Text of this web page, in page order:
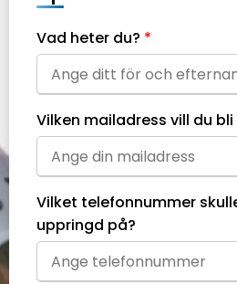
Vad heter du?
Vilken mailadress vill du
Vilket telefonnummer
uppringd på?